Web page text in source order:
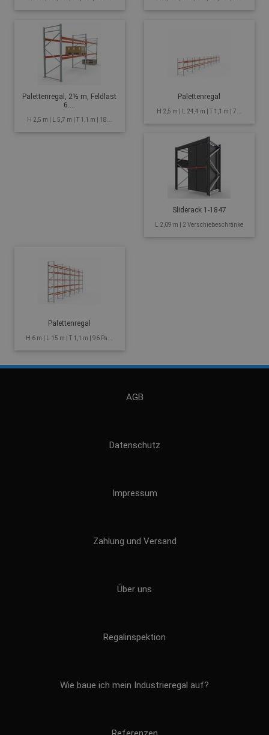
Palettenregal, 2½ m, Feldlast
6....
H 2,5 m | L 5,7 m | T 1,1 m | 18...
Palettenregal
H 2,5 m | L 24,4 m | T 1,1 m | 7...
Sliderack 1-1847
L 2,09 m | 2 Verschiebeschränke
Palettenregal
H 6 m | L 15 m | T 1,1 m | 96 Pa...
AGB
Datenschutz
Impressum
Zahlung und Versand
Über uns
Regalinspektion
Wie baue ich mein Industrieregal auf?